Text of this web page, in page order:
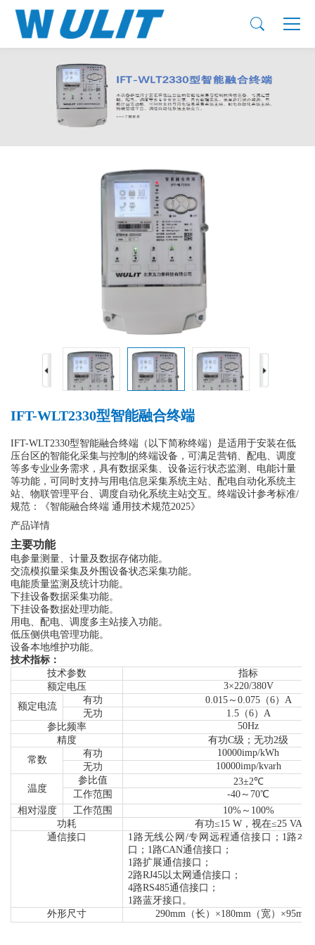
产品展示
仪表终端检测设备
IFT-WLT2330型智能融合终端
IFT-WLT2330型智能融合终端（以下简称终端）是适用于安装在低
压台区的智能化采集与控制的终端设备，可满足营销、配电、调度
等多专业业务需求，具有数据采集、设备运行状态监测、电能计量
等功能，可同时支持与用电信息采集系统主站、配电自动化系统主
站、物联管理平台、调度自动化系统主站交互。终端设计参考标准/
规范：《智能融合终端 通用技术规范2025》
产品详情
主要功能
电参量测量、计量及数据存储功能。
交流模拟量采集及外围设备状态采集功能。
电能质量监测 及统计功能。
下挂设备数据采集功能。
下挂设备数据处理功能。
用电、 配电、 调度多主站接入功能。
低压侧供电管理功能。
设备本地维护功能。
技术指标：
技术参数
指标
额定电压
3×220/380V
额定电流
有功 0.015～ 0.075（6） A
无功
1.5（6） A
参比频率
50Hz
精度
有功C级；无功2级
常数
有功
10000imp/kWh
无功
10000imp/kvarh
温度
参比值
23±2℃
工作范围
-40 ～ 70℃
相对湿度
工作范围 10%～ 100%
功耗
有功≤15 W，视在≤25 VA
通信接口
1路无线公网/专网远程通信接口；1路本
口；1路CAN通信接口；
1路扩展通信接口；
2路RJ45以太网通信接口；
4路RS485通信接口；
1路蓝牙接口 。
外形尺寸
290mm （长 ） ×180mm （ 宽） ×95mm